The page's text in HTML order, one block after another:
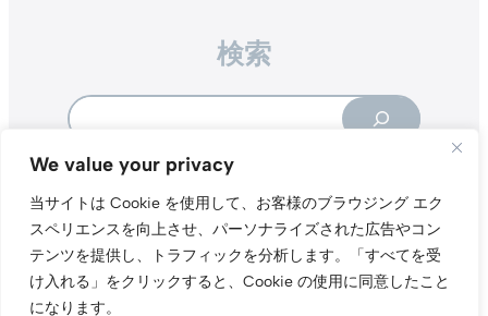
We value your privacy
当サイトは Cookie を使用して、お客様のブラウジング エク
スペリエンスを向上させ、パーソナライズされた広告やコン
テンツを提供し、トラフィックを分析します。
「すべてを受
け入れる」をクリックすると、Cookie の使用に同意したこと
になります。
検索
X（旧